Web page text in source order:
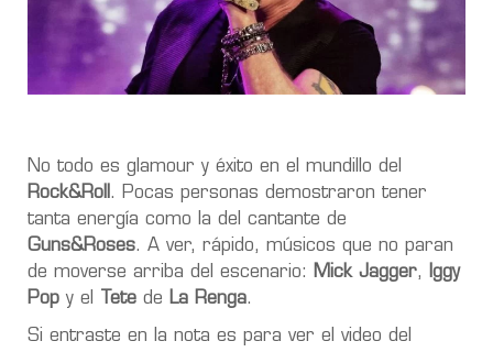
No todo es glamour y éxito en el mundillo del
Rock&Roll . Pocas personas demostraron tener
tanta energía como la del cantante de
Guns&Roses. A ver, rápido, músicos que no paran
de moverse arriba del escenario:
Mick Jagger,
Iggy
Pop y el Tete de La Renga.
Si entraste en la nota es para ver el video del